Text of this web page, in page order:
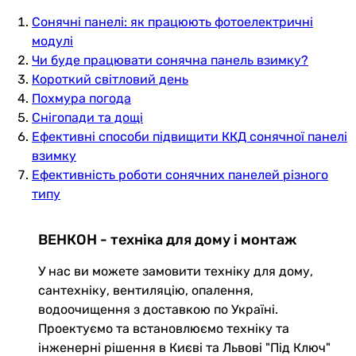
Сонячні панелі: як працюють фотоелектричні
модулі
Чи буде працювати сонячна панель взимку?
Короткий світловий день
Похмура погода
Снігопади та дощі
Ефективні способи підвищити ККД сонячної панелі
взимку
Ефективність роботи сонячних панелей різного
типу
ВЕНКОН - техніка для дому і монтаж
У нас ви можете замовити техніку для дому,
сантехніку, вентиляцію, опалення,
водоочищення з доставкою по Україні.
Проектуємо та встановлюємо техніку та
інженерні рішення в Києві та Львові "Під Ключ"